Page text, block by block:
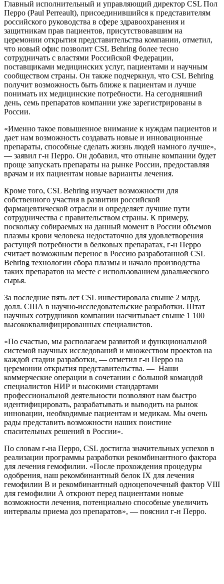
Главный исполнительный и управляющий директор CSL Пол
Перро (Paul Perreault), присоединившийся к представителям
российского руководства в сфере здравоохранения и
защитникам прав пациентов, присутствовавшим на
церемонии открытия представительства компании, отметил,
что новый офис позволит CSL Behring более тесно
сотрудничать с властями Российской Федерации,
поставщиками медицинских услуг, пациентами и научным
сообществом страны. Он также подчеркнул, что CSL Behring
получит возможность быть ближе к пациентам и лучше
понимать их медицинские потребности. На сегодняшний
день, семь препаратов компании уже зарегистрированы в
России.
«Именно такое повышенное внимание к нуждам пациентов и
дает нам возможность создавать новые и инновационные
препараты, способные сделать жизнь людей намного лучше»,
— заявил г-н Перро. Он добавил, что отныне компании будет
проще запускать препараты на рынке России, предоставляя
врачам и их пациентам новые варианты лечения.
Кроме того, CSL Behring изучает возможности для
собственного участия в развитии российской
фармацевтической отрасли и определяет лучшие пути
сотрудничества с правительством страны. К примеру,
поскольку собираемых на данный момент в России объемов
плазмы крови человека недостаточно для удовлетворения
растущей потребности в белковых препаратах, г-н Перро
считает возможным перенос в Россию разработанной CSL
Behring технологии сбора плазмы и начало производства
таких препаратов на месте с использованием давальческого
сырья.
За последние пять лет CSL инвестировала свыше 2 млрд.
долл. США в научно-исследовательские разработки. Штат
научных сотрудников компании насчитывает свыше 1 100
высококвалифицированных специалистов.
«По счастью, мы располагаем развитой и функциональной
системой научных исследований и множеством проектов на
каждой стадии разработки, — отметил г-н Перро на
церемонии открытия представительства. — Наши
коммерческие операции в сочетании с большой командой
специалистов НИР и высокими стандартами
профессиональной деятельности позволяют нам быстро
идентифицировать, разрабатывать и выводить на рынок
инновации, необходимые пациентам и медикам. Мы очень
рады представить возможности наших поистине
спасительных решений в России».
По словам г-на Перро, CSL достигла значительных успехов в
реализации программы разработки рекомбинантного фактора
для лечения гемофилии. «После прохождения процедуры
одобрения, наш рекомбинантный белок IX для лечения
гемофилии В и рекомбинантный одноцепочечный фактор VIII
для гемофилии А откроют перед пациентами новые
возможности лечения, потенциально способные увеличить
интервалы приема доз препаратов», — пояснил г-н Перро.